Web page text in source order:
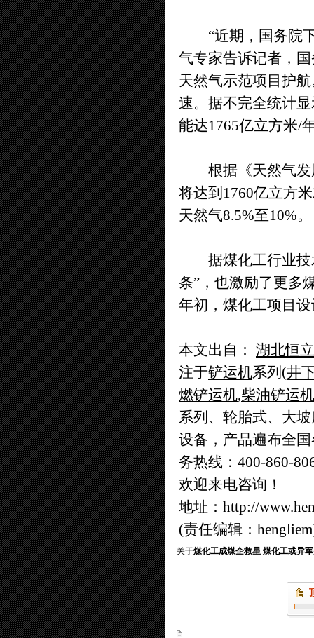
“近期，国务院下
气专家告诉记者，
天然气示范项目护
速。据不完全统计
能达1765亿立方米/
根据《天然气发
将达到1760亿立方
天然气8.5%至10%。
据煤化工行业技
条”，也激励了更多
年初，煤化工项目
本文出自： 湖北恒
注于铲运机系列(井
燃铲运机,柴油铲运机
系列、轮胎式、大
设备，产品遍布全
务热线：400-860-
欢迎来电咨询！
地址： http://
(责任编辑：
关于煤化工成煤企救星 煤化工或异